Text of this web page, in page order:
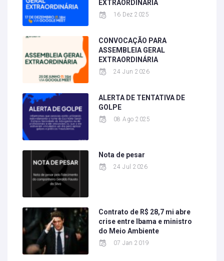
EXTRAORDINÁRIA
16 Dez 2025
CONVOCAÇÃO PARA
ASSEMBLEIA GERAL
EXTRAORDINÁRIA
24 Jun 2026
ALERTA DE TENTATIVA DE
GOLPE
08 Ago 2025
Nota de pesar
24 Jul 2026
Contrato de R$ 28,7 mi abre
crise entre Ibama e ministro
do Meio Ambiente
07 Jan 2019